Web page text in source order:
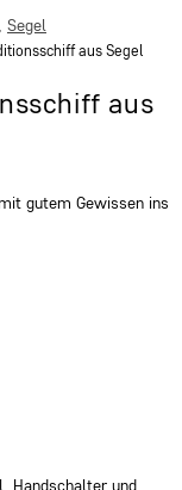
, Segel
aus Segel
aus
gutem Gewissen ins
Handschalter und